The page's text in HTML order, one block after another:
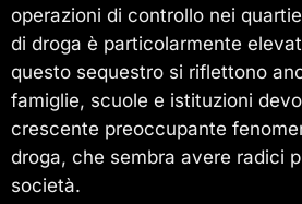
operazioni di controllo nei
di droga è particolarmente
questo sequestro si riflettono
famiglie, scuole e istituzioni
crescente preoccupante
droga, che sembra avere radici
società.